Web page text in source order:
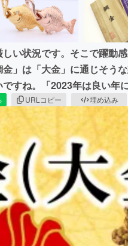
い状況です。そこで躍動
」は「大金」に通じそう
すね。「2023年は良い年
URLコピー 埋め込み